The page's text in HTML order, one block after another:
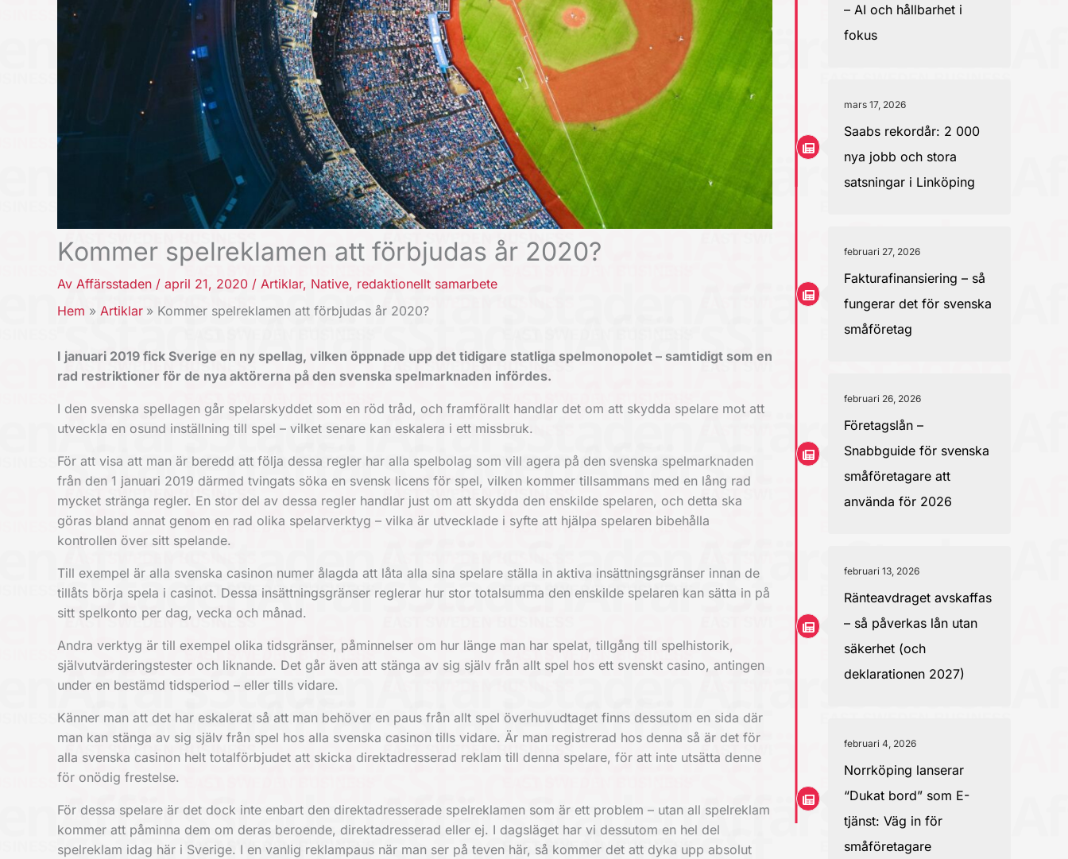
Kommer spelreklamen att förbjudas år 2020?
Av Affärsstaden / april 21, 2020 / Artiklar, Native, redaktionellt samarbete
Hem
Artiklar Kommer spelreklamen att förbjudas år 2020?
I januari 2019 fick Sverige en ny spellag, vilken öppnade upp det tidigare statliga spelmonopolet – samtidigt som en
rad restriktioner för de nya aktörerna på den svenska spelmarknaden infördes.
I den svenska spellagen går spelarskyddet som en röd tråd, och framförallt handlar det om att skydda spelare mot att
utveckla en osund inställning till spel – vilket senare kan eskalera i ett missbruk.
För att visa att man är beredd att följa dessa regler har alla spelbolag som vill agera på den svenska spelmarknaden
från den 1 januari 2019 därmed tvingats söka en svensk licens för spel, vilken kommer tillsammans med en lång rad
mycket stränga regler. En stor del av dessa regler handlar just om att skydda den enskilde spelaren, och detta ska
göras bland annat genom en rad olika spelarverktyg – vilka är utvecklade i syfte att hjälpa spelaren bibehålla
kontrollen över sitt spelande.
Till exempel är alla svenska casinon numer ålagda att låta alla sina spelare ställa in aktiva insättningsgränser innan de
tillåts börja spela i casinot. Dessa insättningsgränser reglerar hur stor totalsumma den enskilde spelaren kan sätta in på
sitt spelkonto per dag, vecka och månad.
Andra verktyg är till exempel olika tidsgränser, påminnelser om hur länge man har spelat, tillgång till spelhistorik,
självutvärderingstester och liknande. Det går även att stänga av sig själv från allt spel hos ett svenskt casino, antingen
under en bestämd tidsperiod – eller tills vidare.
Känner man att det har eskalerat så att man behöver en paus från allt spel överhuvudtaget finns dessutom en sida där
man kan stänga av sig själv från spel hos alla svenska casinon tills vidare. Är man registrerad hos denna så är det för
alla svenska casinon helt totalförbjudet att skicka direktadresserad reklam till denna spelare, för att inte utsätta denne
för onödig frestelse.
För dessa spelare är det dock inte enbart den direktadresserade spelreklamen som är ett problem – utan all spelreklam
kommer att påminna dem om deras beroende, direktadresserad eller ej. I dagsläget har vi dessutom en hel del
spelreklam idag här i Sverige. I en vanlig reklampaus när man ser på teven här, så kommer det att dyka upp absolut
– AI och hållbarhet i
fokus
mars 17, 2026
Saabs rekordår: 2 000
nya jobb och stora
satsningar i Linköping
februari 27, 2026
Fakturafinansiering – så
fungerar det för svenska
småföretag
februari 26, 2026
Företagslån –
Snabbguide för svenska
småföretagare att
använda för 2026
februari 13, 2026
Ränteavdraget avskaffas
– så påverkas lån utan
säkerhet (och
deklarationen 2027)
februari 4, 2026
Norrköping lanserar
“Dukat bord” som E-
tjänst: Väg in för
småföretagare